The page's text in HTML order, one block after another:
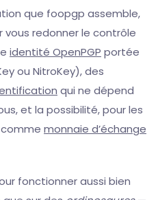
que foopgp assemble,
vous redonner le contrôle
identité OpenPGP portée
ou NitroKey), des
qui ne dépend
et la possibilité, pour les
comme monnaie d’échange
fonctionner aussi bien